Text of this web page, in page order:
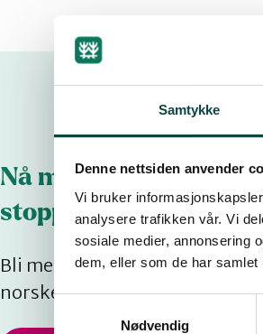
Samtykke
Denne nettsiden anvender
Vi bruker
analysere trafikken vår. Vi
sosiale medier, annonsering
dem, eller som de har
Samtykkevalg
Nødvendig
Nå må dumpingen i
stoppe!
Bli med på å si nei til dumping
norske fjorder.